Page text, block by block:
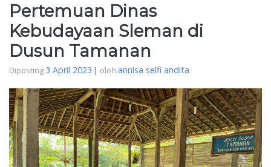
Pertemuan Dinas
Kebudayaan Sleman di
Dusun Tamanan
Diposting 3 April 2023 | oleh annisa selfi andita